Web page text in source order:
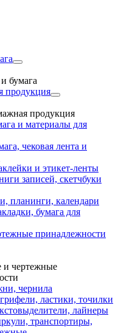
бумага
продукция
продукция
и материалы для
чековая лента и
и этикет-ленты
записей, скетчбуки
планинги, календари
бумага для
принадлежности
чертежные
чернила
ластики, точилки
лайнеры
транспортиры,